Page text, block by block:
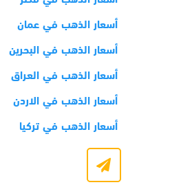
أسعار الذهب في عمان
أسعار الذهب في البحرين
أسعار الذهب في العراق
أسعار الذهب في الاردن
أسعار الذهب في تركيا